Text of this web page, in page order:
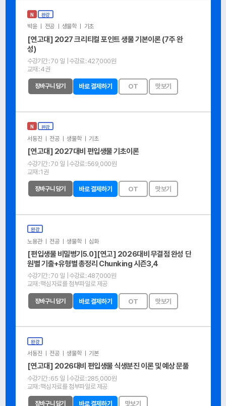
N 완강
박윤 ㅣ 전공 ㅣ 생물학 ㅣ 기초
[연고대] 2027 크리티컬 포인트 생물 기본이론 (7주 완
성)
수강기간 :70 일 | 수강료 :427,000원
교재 :4권
장바구니 담기 바로 결제하기 OT 맛보기
N 완강
서동진 ㅣ 전공 ㅣ 생물학 ㅣ 기초
[연고대] 2027대비 편입생물 기초이론
수강기간 :70 일 | 수강료 :569,000원
교재 :1권
장바구니 담기 바로 결제하기 OT 맛보기
완강
노용관 ㅣ 전공 ㅣ 생물학 ㅣ 심화
[편입생물 비밀병기5.0][연고] 2026대비 무결점 완성 단
원별 기출+유형별 총정리 Chunking 시즌3,4
수강기간 :70 일 | 수강료 :487,000원
교재 :핵심자료를 첨부파일로 제공
장바구니 담기 바로 결제하기 OT 맛보기
완강
서동진 ㅣ 전공 ㅣ 생물학 ㅣ 기본
[연고대] 2026대비 편입생물 식생분진 이론 및 예상 문풀
수강기간 :65 일 | 수강료 :285,000원
교재 :핵심자료를 첨부파일로 제공
장바구니 담기 바로 결제하기 맛보기